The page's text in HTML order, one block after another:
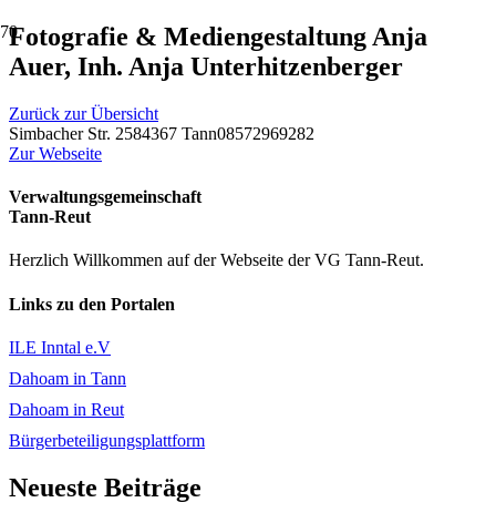
Fotografie & Mediengestaltung Anja
Auer, Inh. Anja Unterhitzenberger
Zurück zur Übersicht
Simbacher Str. 2584367 Tann08572969282
Zur Webseite
Verwaltungsgemeinschaft
Tann-Reut
Herzlich Willkommen auf der Webseite der VG Tann-Reut.
Links zu den Portalen
ILE Inntal e.V
Dahoam in Tann
Dahoam in Reut
Bürgerbeteiligungsplattform
Neueste Beiträge